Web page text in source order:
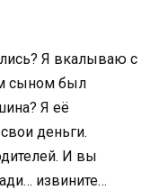
Я вкалываю с
сыном был
Я её
деньги.
И вы
извините…